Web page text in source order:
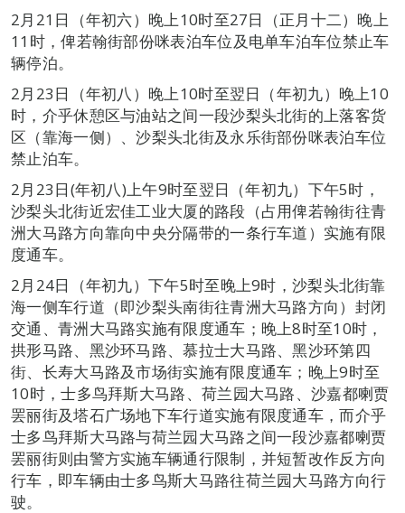
2月21日（年初六）晚上10时至27日（正月十二）晚上
11时，俾若翰街部份咪表泊车位及电单车泊车位禁止车
辆停泊。
2月23日（年初八）晚上10时至翌日（年初九）晚上10
时，介乎休憩区与油站之间一段沙梨头北街的上落客货
区（靠海一侧）、沙梨头北街及永乐街部份咪表泊车位
禁止泊车。
2月23日(年初八)上午9时至翌日（年初九）下午5时，
沙梨头北街近宏佳工业大厦的路段（占用俾若翰街往青
洲大马路方向靠向中央分隔带的一条行车道）实施有限
度通车。
2月24日（年初九）下午5时至晚上9时，沙梨头北街靠
海一侧车行道（即沙梨头南街往青洲大马路方向）封闭
交通、青洲大马路实施有限度通车；晚上8时至10时，
拱形马路、黑沙环马路、慕拉士大马路、黑沙环第四
街、长寿大马路及市场街实施有限度通车；晚上9时至
10时，士多鸟拜斯大马路、荷兰园大马路、沙嘉都喇贾
罢丽街及塔石广场地下车行道实施有限度通车，而介乎
士多鸟拜斯大马路与荷兰园大马路之间一段沙嘉都喇贾
罢丽街则由警方实施车辆通行限制，并短暂改作反方向
行车，即车辆由士多鸟斯大马路往荷兰园大马路方向行
驶。